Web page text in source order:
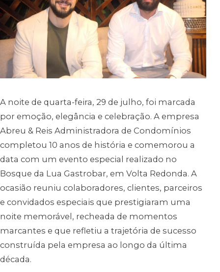
A noite de quarta-feira, 29 de julho, foi marcada
por emoção, elegância e celebração. A empresa
Abreu & Reis Administradora de Condomínios
completou 10 anos de história e comemorou a
data com um evento especial realizado no
Bosque da Lua Gastrobar, em Volta Redonda. A
ocasião reuniu colaboradores, clientes, parceiros
e convidados especiais que prestigiaram uma
noite memorável, recheada de momentos
marcantes e que refletiu a trajetória de sucesso
construída pela empresa ao longo da última
década.